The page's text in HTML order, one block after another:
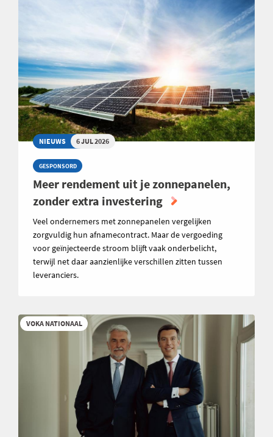
NIEUWS 6 JUL 2026
GESPONSORD
Meer rendement uit je zonnepanelen,
zonder extra investering
Veel ondernemers met zonnepanelen vergelijken
zorgvuldig hun afnamecontract. Maar de vergoeding
voor geïnjecteerde stroom blijft vaak onderbelicht,
terwijl net daar aanzienlijke verschillen zitten tussen
leveranciers.
VOKA NATIONAAL